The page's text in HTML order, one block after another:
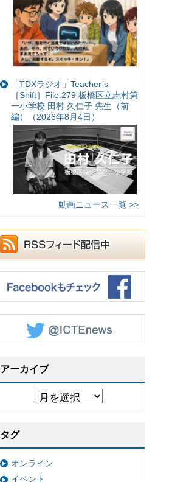
「TDXラジオ」Teacher’s
［Shift］File.279 板橋区立志村第
一小学校 田村 久仁子 先生（前
編）（2026年8月4日）
動画ニュース一覧 >>
アーカイブ
タグ
オンライン
イベント